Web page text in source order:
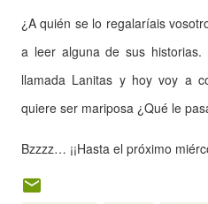
¿A quién se lo regalaríais
a leer alguna de sus
llamada Lanitas y hoy voy a
quiere ser mariposa ¿Qué le
Bzzzz… ¡¡Hasta el próximo